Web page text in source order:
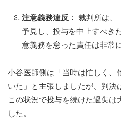
注意義務違反： 裁判所は、
予見し、投与を中止すべき
意義務を怠った責任は非常
小谷医師側は「当時は忙しく、
いた」と主張しましたが、判決
この状況で投与を続けた過失は
した。